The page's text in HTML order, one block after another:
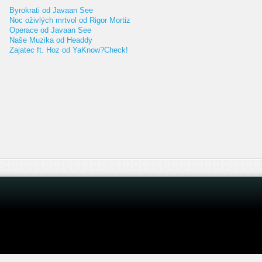
Byrokrati od Javaan See
Noc oživlých mrtvol od Rigor Mortiz
Operace od Javaan See
Naše Muzika od Headdy
Zajatec ft. Hoz od YaKnow?Check!